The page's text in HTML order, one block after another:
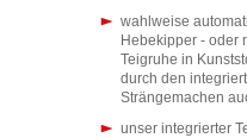
wahlweise
Hebekipper - oder
Teigruhe in
durch den
Strängemachen
unser integrierter